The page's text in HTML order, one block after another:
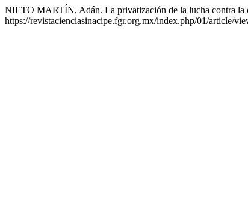
NIETO MARTÍN, Adán. La privatización de la lucha contra la
https://revistacienciasinacipe.fgr.org.mx/index.php/01/article/